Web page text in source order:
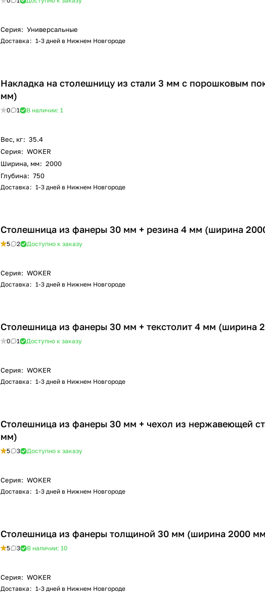
Серия: Универсальные
Доставка : 1-3 дней в Нижнем Новгороде
Накладка на столешницу из стали 3 мм с порошковым
мм)
0 1 В наличии: 1
Вес, кг: 35.4
Серия: WOKER
Ширина, мм: 2000
Глубина: 750
Доставка : 1-3 дней в Нижнем Новгороде
Столешница из фанеры 30 мм + резина 4 мм (ширина
5 2 Доступно к заказу
Серия: WOKER
Доставка : 1-3 дней в Нижнем Новгороде
Столешница из фанеры 30 мм + текстолит 4 мм (ширина
0 1 Доступно к заказу
Серия: WOKER
Доставка : 1-3 дней в Нижнем Новгороде
Столешница из фанеры 30 мм + чехол из нержавеющей
мм)
5 3 Доступно к заказу
Серия: WOKER
Доставка : 1-3 дней в Нижнем Новгороде
Столешница из фанеры толщиной 30 мм (ширина 2000
5 3 В наличии: 10
Серия: WOKER
Доставка : 1-3 дней в Нижнем Новгороде